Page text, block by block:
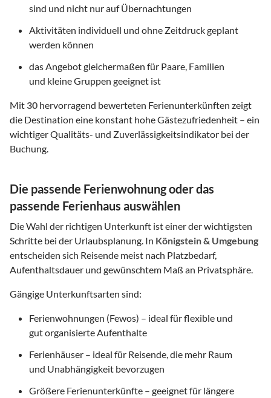
sind und nicht nur auf Übernachtungen
Aktivitäten individuell und ohne Zeitdruck geplant
werden können
das Angebot gleichermaßen für Paare, Familien
und kleine Gruppen geeignet ist
Mit 30 hervorragend bewerteten Ferienunterkünften zeigt
die Destination eine konstant hohe Gästezufriedenheit – ein
wichtiger Qualitäts- und Zuverlässigkeitsindikator bei der
Buchung.
Die passende Ferienwohnung oder das
passende Ferienhaus auswählen
Die Wahl der richtigen Unterkunft ist einer der wichtigsten
Schritte bei der Urlaubsplanung. In Königstein & Umgebung
entscheiden sich Reisende meist nach Platzbedarf,
Aufenthaltsdauer und gewünschtem Maß an Privatsphäre.
Gängige Unterkunftsarten sind:
Ferienwohnungen (Fewos) – ideal für flexible und
gut organisierte Aufenthalte
Ferienhäuser – ideal für Reisende, die mehr Raum
und Unabhängigkeit bevorzugen
Größere Ferienunterkünfte – geeignet für längere